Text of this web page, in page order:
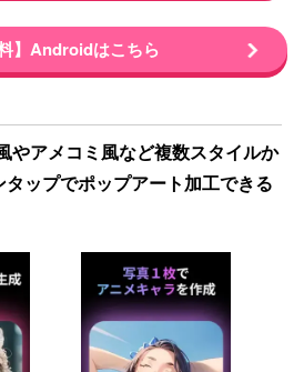
料】Androidはこちら
やアメコミ風など複数スタイルか
ップでポップアート加工できる